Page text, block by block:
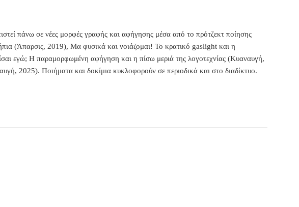
πάνω σε νέες μορφές γραφής και αφήγησης μέσα από το πρότζεκτ ποίησης
(Άπαρσις, 2019), Μα φυσικά και νοιάζομαι! Το κρατικό gaslight και η
εγώ; Η παραμορφωμένη αφήγηση και η πίσω μεριά της λογοτεχνίας (Κυαναυγή,
2025). Ποιήματα και δοκίμια κυκλοφορούν σε περιοδικά και στο διαδίκτυο.